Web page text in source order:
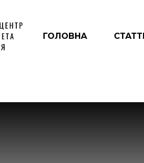
ГОЛОВНА СТАТТІ